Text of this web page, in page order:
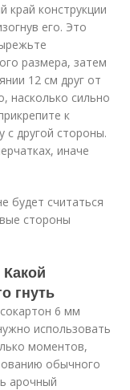
край конструкции
его. Это
размера, затем
12 см друг от
насколько сильно
к
с другой стороны.
иначе
будет считаться
стороны
гнуть
6 мм
использовать
моментов,
обычного
арочный